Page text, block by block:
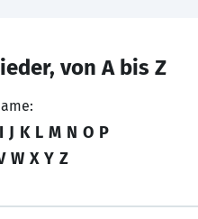
von A bis Z
I J K L M N O P
W X Y Z